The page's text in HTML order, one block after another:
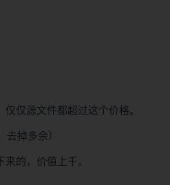
仅源文件都超过这个价格。
掉多余）
的，价值上千。